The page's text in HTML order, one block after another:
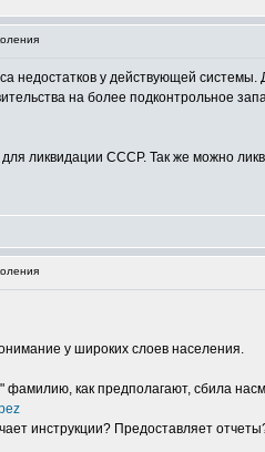
недостатков у действующей
на более подконтрольное
ликвидации СССР. Так же можно
у широких слоев населения.
как предполагают, сбила
инструкции? Предоставляет